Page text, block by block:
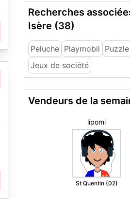
Recherches
Isère (38)
Peluche Playmobil Puzzle
Jeux de société
Vendeurs de la
Susana H.
Grenoble (38)